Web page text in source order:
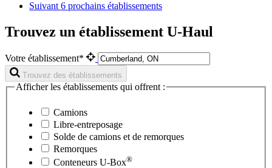
Suivant 6 prochains établissements
Trouvez un établissement U-Haul
Votre établissement*
Trouvez des établissements
Afficher les établissements qui offrent :
Camions
Libre-entreposage
Solde de camions et de remorques
Remorques
Conteneurs U-Box®